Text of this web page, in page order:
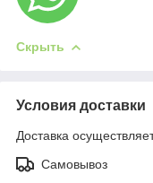
Скрыть
Условия доставки
Доставка
Самовывоз